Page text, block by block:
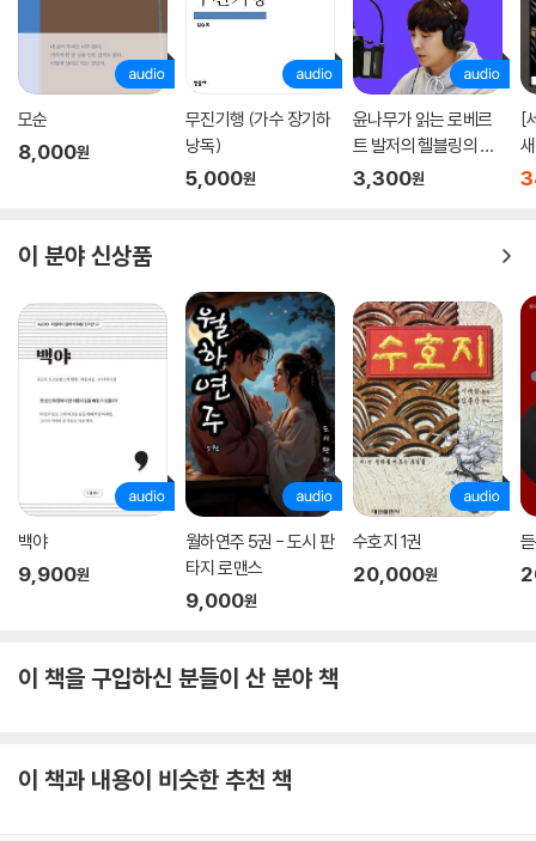
모순
8,000원
무진기행 (가수 장기하
낭독)
5,000원
윤나무가 읽는 로베르
트 발저의 헬블링의 이
야기
3,300원
[
이 분야 신상품
백야
9,900원
월하연주 5권 - 도시 판
타지 로맨스
9,000원
수호지 1권
20,000원
이 책을 구입하신 분들이 산 분야 책
이 책과 내용이 비슷한 추천 책